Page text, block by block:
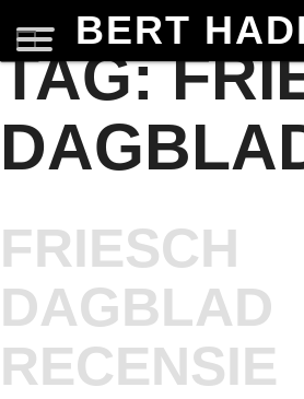
BERT
TAG:
FRIESCH
DAGBLAD
RECENSIE